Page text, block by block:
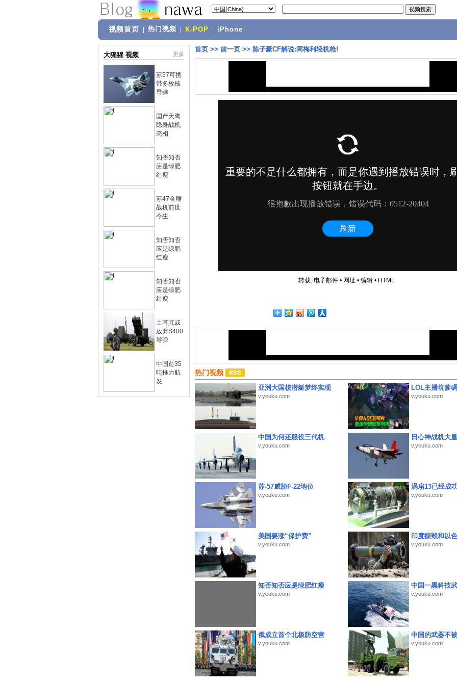
视频首页 热门视频 K-POP iPhone
大猩猩 视频 更多
苏57可携
带多枚核
导弹
国产天鹰
隐身战机
亮相
知否知否
应是绿肥
红瘦
苏47金雕
战机前世
今生
知否知否
应是绿肥
红瘦
知否知否
应是绿肥
红瘦
土耳其或
放弃S400
导弹
中国造35
吨推力航
发
首页 >> 前一页 >> 陈子豪CF解说:阿梅利轻机枪!
转载: 电子邮件• 网址 • 编辑• HTML
热门视频
亚洲大国核潜艇梦终实现
v.youku.com
LOL主播坑爹
v.youku.com
中国为何还服役三代机
v.youku.com
日心神战机大
v.youku.com
苏-57威胁F-22地位
v.youku.com
涡扇13已经成
v.youku.com
美国要涨“保护费”
v.youku.com
印度撕毁和以
v.youku.com
知否知否应是绿肥红瘦
v.youku.com
中国一黑科技
v.youku.com
俄成立首个北极防空营
v.youku.com
中国的武器不
v.youku.com